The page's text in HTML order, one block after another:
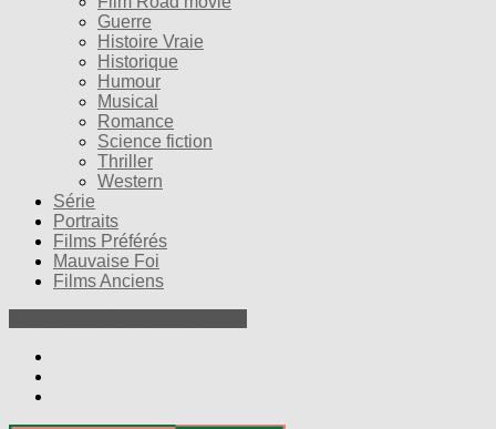
Guerre
Histoire Vraie
Historique
Humour
Musical
Romance
Science fiction
Thriller
Western
Série
Portraits
Films Préférés
Mauvaise Foi
Films Anciens